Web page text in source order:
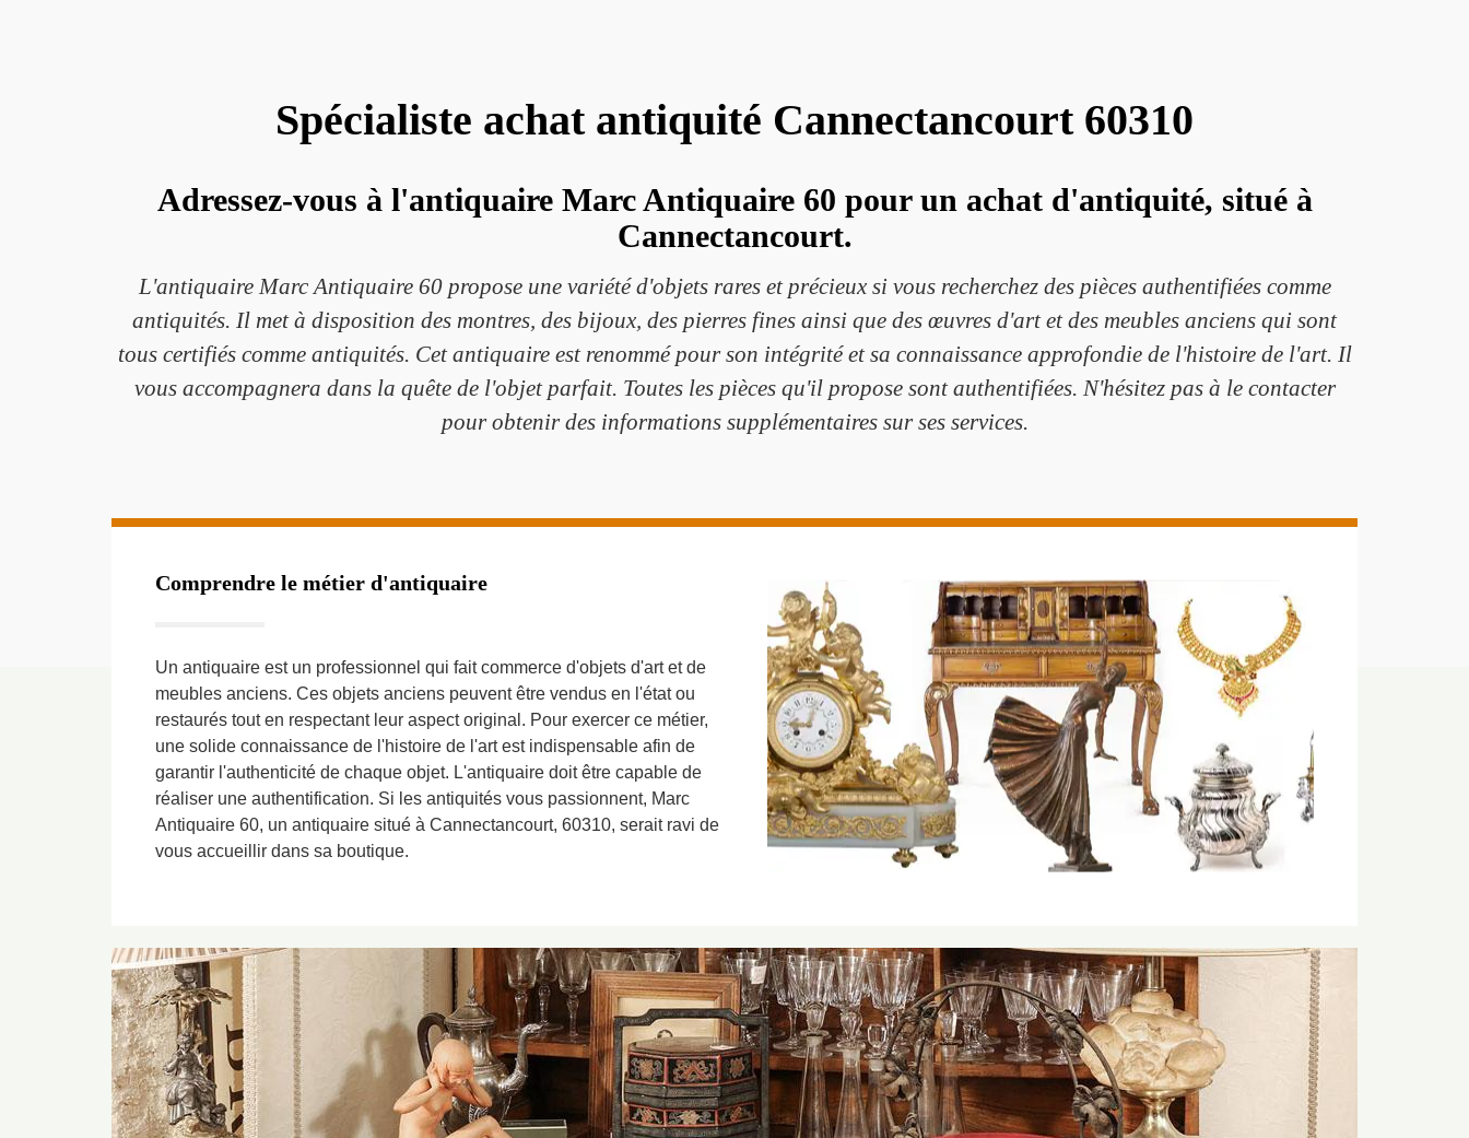
Spécialiste achat antiquité Cannectancourt 60310
Adressez-vous à l'antiquaire Marc Antiquaire 60 pour un achat d'antiquité, situé à
Cannectancourt.
L'antiquaire Marc Antiquaire 60 propose une variété d'objets rares et précieux si vous recherchez des pièces authentifiées comme
antiquités. Il met à disposition des montres, des bijoux, des pierres fines ainsi que des œuvres d'art et des meubles anciens qui sont
tous certifiés comme antiquités. Cet antiquaire est renommé pour son intégrité et sa connaissance approfondie de l'histoire de l'art. Il
vous accompagnera dans la quête de l'objet parfait. Toutes les pièces qu'il propose sont authentifiées. N'hésitez pas à le contacter
pour obtenir des informations supplémentaires sur ses services.
Comprendre le métier d'antiquaire
Un antiquaire est un professionnel qui fait commerce d'objets d'art et de
meubles anciens. Ces objets anciens peuvent être vendus en l'état ou
restaurés tout en respectant leur aspect original. Pour exercer ce métier,
une solide connaissance de l'histoire de l'art est indispensable afin de
garantir l'authenticité de chaque objet. L'antiquaire doit être capable de
réaliser une authentification. Si les antiquités vous passionnent, Marc
Antiquaire 60, un antiquaire situé à Cannectancourt, 60310, serait ravi de
vous accueillir dans sa boutique.